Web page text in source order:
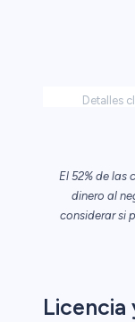
Detalles
El 52% de las
dinero al
considerar si
Licencia